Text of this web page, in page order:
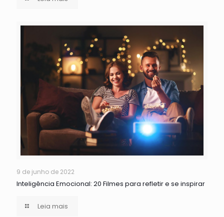
9 de junho de 2022
Inteligência Emocional: 20 Filmes para refletir e se inspirar
Leia mais